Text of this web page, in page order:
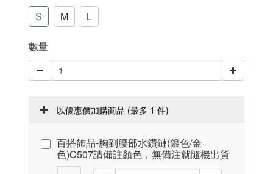
S
M L
數量
以優惠價加購商品 (最多 1 件)
百搭飾品-胸到腰部水鑽鏈(銀色/金
色)C507請備註顏色，無備注就隨機出貨